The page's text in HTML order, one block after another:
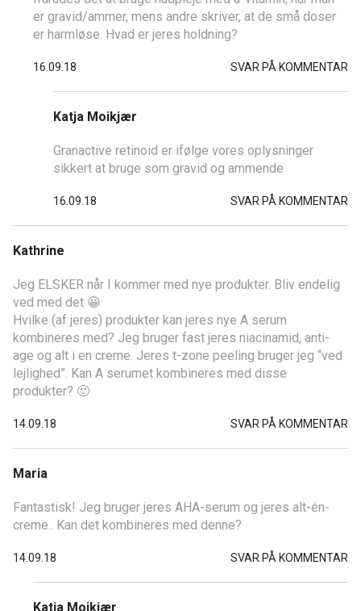
er gravid/ammer, mens andre skriver, at de små doser
er harmløse. Hvad er jeres holdning?
16.09.18 SVAR PÅ KOMMENTAR
Katja Moikjær
Granactive retinoid er ifølge vores oplysninger
sikkert at bruge som gravid og ammende
16.09.18 SVAR PÅ KOMMENTAR
Kathrine
Jeg ELSKER når I kommer med nye produkter. Bliv endelig
ved med det 😀
Hvilke (af jeres) produkter kan jeres nye A serum
kombineres med? Jeg bruger fast jeres niacinamid, anti-
age og alt i en creme. Jeres t-zone peeling bruger jeg “ved
lejlighed”. Kan A serumet kombineres med disse
produkter? 🙂
14.09.18 SVAR PÅ KOMMENTAR
Maria
Fantastisk! Jeg bruger jeres AHA-serum og jeres alt-én-
creme.. Kan det kombineres med denne?
14.09.18 SVAR PÅ KOMMENTAR
Katja Moikjær